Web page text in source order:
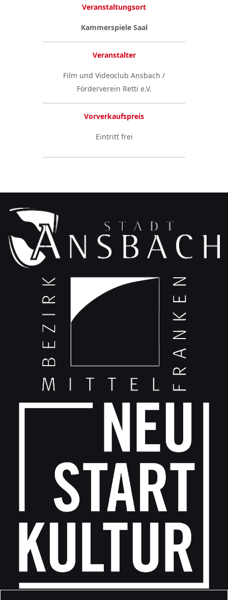
Veranstaltungsort
Kammerspiele Saal
Veranstalter
Film und Videoclub Ansbach /
Förderverein Retti e.V.
Vorverkaufspreis
Eintritt frei